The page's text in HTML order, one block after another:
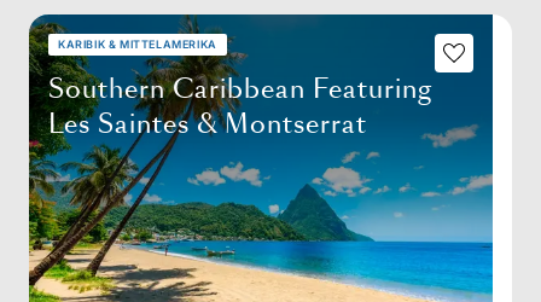
KARIBIK & MITTELAMERIKA
Southern Caribbean Featuring
Les Saintes & Montserrat